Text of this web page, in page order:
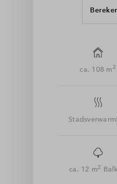
ca. 108 m2
ca. 12 m2